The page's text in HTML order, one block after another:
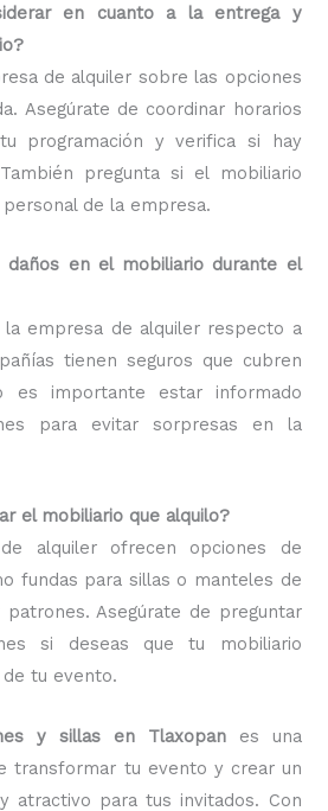
en cuanto a la entrega y
de alquiler sobre las opciones
Asegúrate de coordinar horarios
programación y verifica si hay
pregunta si el mobiliario
de la empresa.
daños en el mobiliario durante el
la empresa de alquiler respecto a
tienen seguros que cubren
es importante estar informado
para evitar sorpresas en la
el mobiliario que alquilo?
alquiler ofrecen opciones de
fundas para sillas o manteles de
Asegúrate de preguntar
si deseas que tu mobiliario
tu evento.
y sillas en Tlaxopan es una
transformar tu evento y crear un
atractivo para tus invitados. Con